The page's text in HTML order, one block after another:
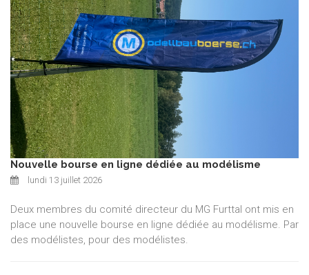
Nouvelle bourse en ligne dédiée au modélisme
lundi 13 juillet 2026
Deux membres du comité directeur du MG Furttal ont mis en
place une nouvelle bourse en ligne dédiée au modélisme. Par
des modélistes, pour des modélistes.